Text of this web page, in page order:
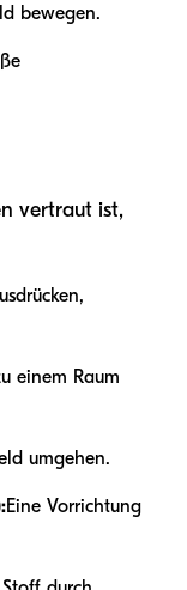
bewegen.
vertraut ist,
einem Raum
umgehen.
Eine Vorrichtung